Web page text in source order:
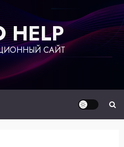
HELP
САЙТ